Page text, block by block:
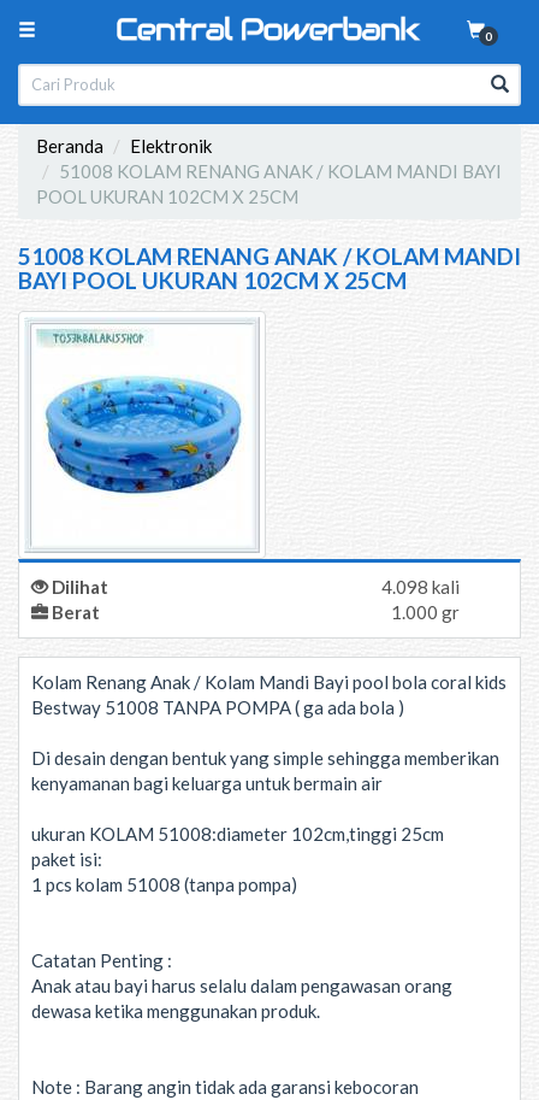
0
Beranda
Elektronik
51008 KOLAM RENANG ANAK / KOLAM MANDI BAYI
POOL UKURAN 102CM X 25CM
51008 KOLAM RENANG ANAK / KOLAM MANDI
BAYI POOL UKURAN 102CM X 25CM
Dilihat
4.098 kali
Berat
1.000 gr
Kolam Renang Anak / Kolam Mandi Bayi pool bola coral kids
Bestway 51008 TANPA POMPA ( ga ada bola )
Di desain dengan bentuk yang simple sehingga memberikan
kenyamanan bagi keluarga untuk bermain air
ukuran KOLAM 51008:diameter 102cm,tinggi 25cm
paket isi:
1 pcs kolam 51008 (tanpa pompa)
Catatan Penting :
Anak atau bayi harus selalu dalam pengawasan orang
dewasa ketika menggunakan produk.
Note : Barang angin tidak ada garansi kebocoran